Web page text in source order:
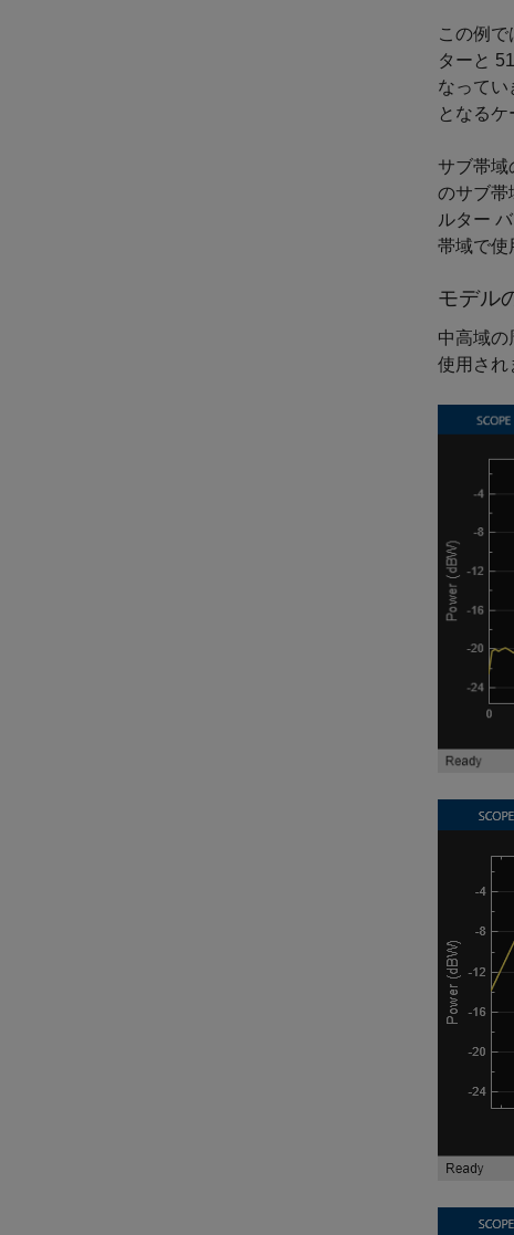
この例
ターと
なってい
となるケ
サブ帯域
のサブ帯
ルター
帯域で使
モデル
中高域の
使用され